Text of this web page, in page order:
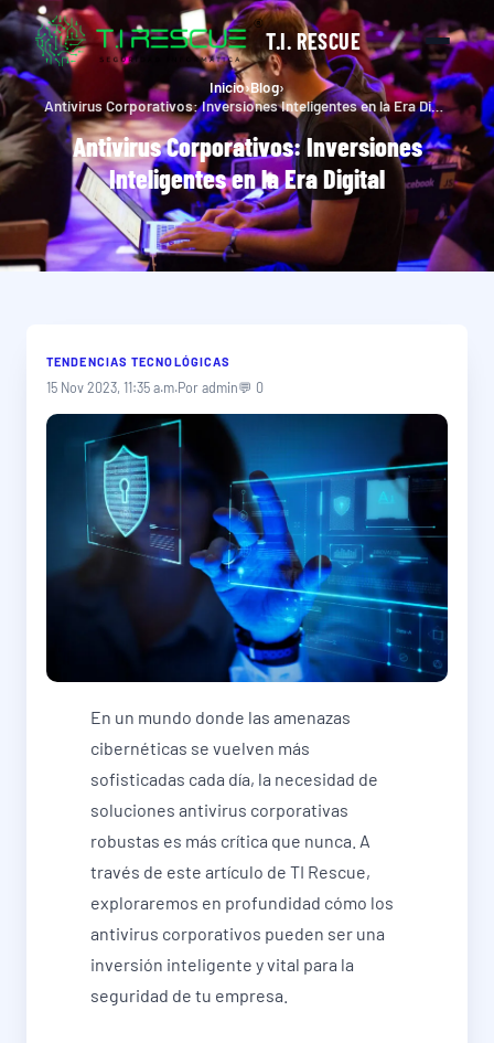
T.I. RESCUE
Inicio›Blog›
Antivirus Corporativos: Inversiones Inteligentes en la Era Digital
Antivirus Corporativos: Inversiones
Inteligentes en la Era Digital
TENDENCIAS TECNOLÓGICAS
15 Nov 2023, 11:35 a.m.Por admin💬 0
En un mundo donde las amenazas
cibernéticas se vuelven más
sofisticadas cada día, la necesidad de
soluciones antivirus corporativas
robustas es más crítica que nunca. A
través de este artículo de TI Rescue,
exploraremos en profundidad cómo los
antivirus corporativos pueden ser una
inversión inteligente y vital para la
seguridad de tu empresa.